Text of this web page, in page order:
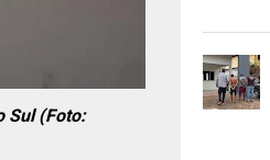
Sul (Foto: